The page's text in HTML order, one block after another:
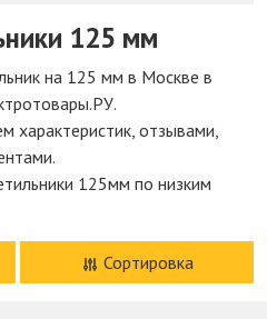
125 мм
на 125 мм в Москве в
характеристик, отзывами,
125мм по низким
Сортировка